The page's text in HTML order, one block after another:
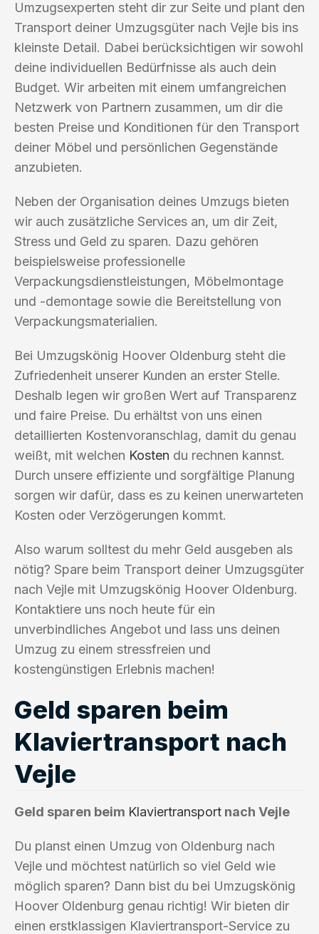
Umzugsexperten steht dir zur Seite und plant den
Transport deiner Umzugsgüter nach Vejle bis ins
kleinste Detail. Dabei berücksichtigen wir sowohl
deine individuellen Bedürfnisse als auch dein
Budget. Wir arbeiten mit einem umfangreichen
Netzwerk von Partnern zusammen, um dir die
besten Preise und Konditionen für den Transport
deiner Möbel und persönlichen Gegenstände
anzubieten.
Neben der Organisation deines Umzugs bieten
wir auch zusätzliche Services an, um dir Zeit,
Stress und Geld zu sparen. Dazu gehören
beispielsweise professionelle
Verpackungsdienstleistungen, Möbelmontage
und -demontage sowie die Bereitstellung von
Verpackungsmaterialien.
Bei Umzugskönig Hoover Oldenburg steht die
Zufriedenheit unserer Kunden an erster Stelle.
Deshalb legen wir großen Wert auf Transparenz
und faire Preise. Du erhältst von uns einen
detaillierten Kostenvoranschlag, damit du genau
weißt, mit welchen Kosten du rechnen kannst.
Durch unsere effiziente und sorgfältige Planung
sorgen wir dafür, dass es zu keinen unerwarteten
Kosten oder Verzögerungen kommt.
Also warum solltest du mehr Geld ausgeben als
nötig? Spare beim Transport deiner Umzugsgüter
nach Vejle mit Umzugskönig Hoover Oldenburg.
Kontaktiere uns noch heute für ein
unverbindliches Angebot und lass uns deinen
Umzug zu einem stressfreien und
kostengünstigen Erlebnis machen!
Geld sparen beim
Klaviertransport nach
Vejle
Geld sparen beim Klaviertransport nach Vejle
Du planst einen Umzug von Oldenburg nach
Vejle und möchtest natürlich so viel Geld wie
möglich sparen? Dann bist du bei Umzugskönig
Hoover Oldenburg genau richtig! Wir bieten dir
einen erstklassigen Klaviertransport-Service zu